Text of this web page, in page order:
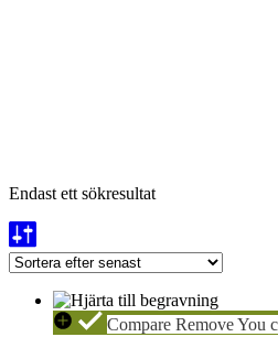
Endast ett sökresultat
ÄNGLAHJÄRTA
CompareRemoveYou